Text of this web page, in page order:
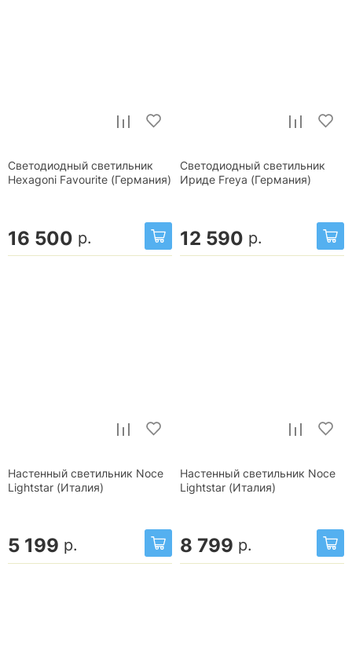
Светодиодный светильник
Hexagoni Favourite (Германия)
16 500 р.
Светодиодный светильник
Ириде Freya (Германия)
12 590 р.
Настенный светильник Noce
Lightstar (Италия)
5 199 р.
Настенный светильник Noce
Lightstar (Италия)
8 799 р.